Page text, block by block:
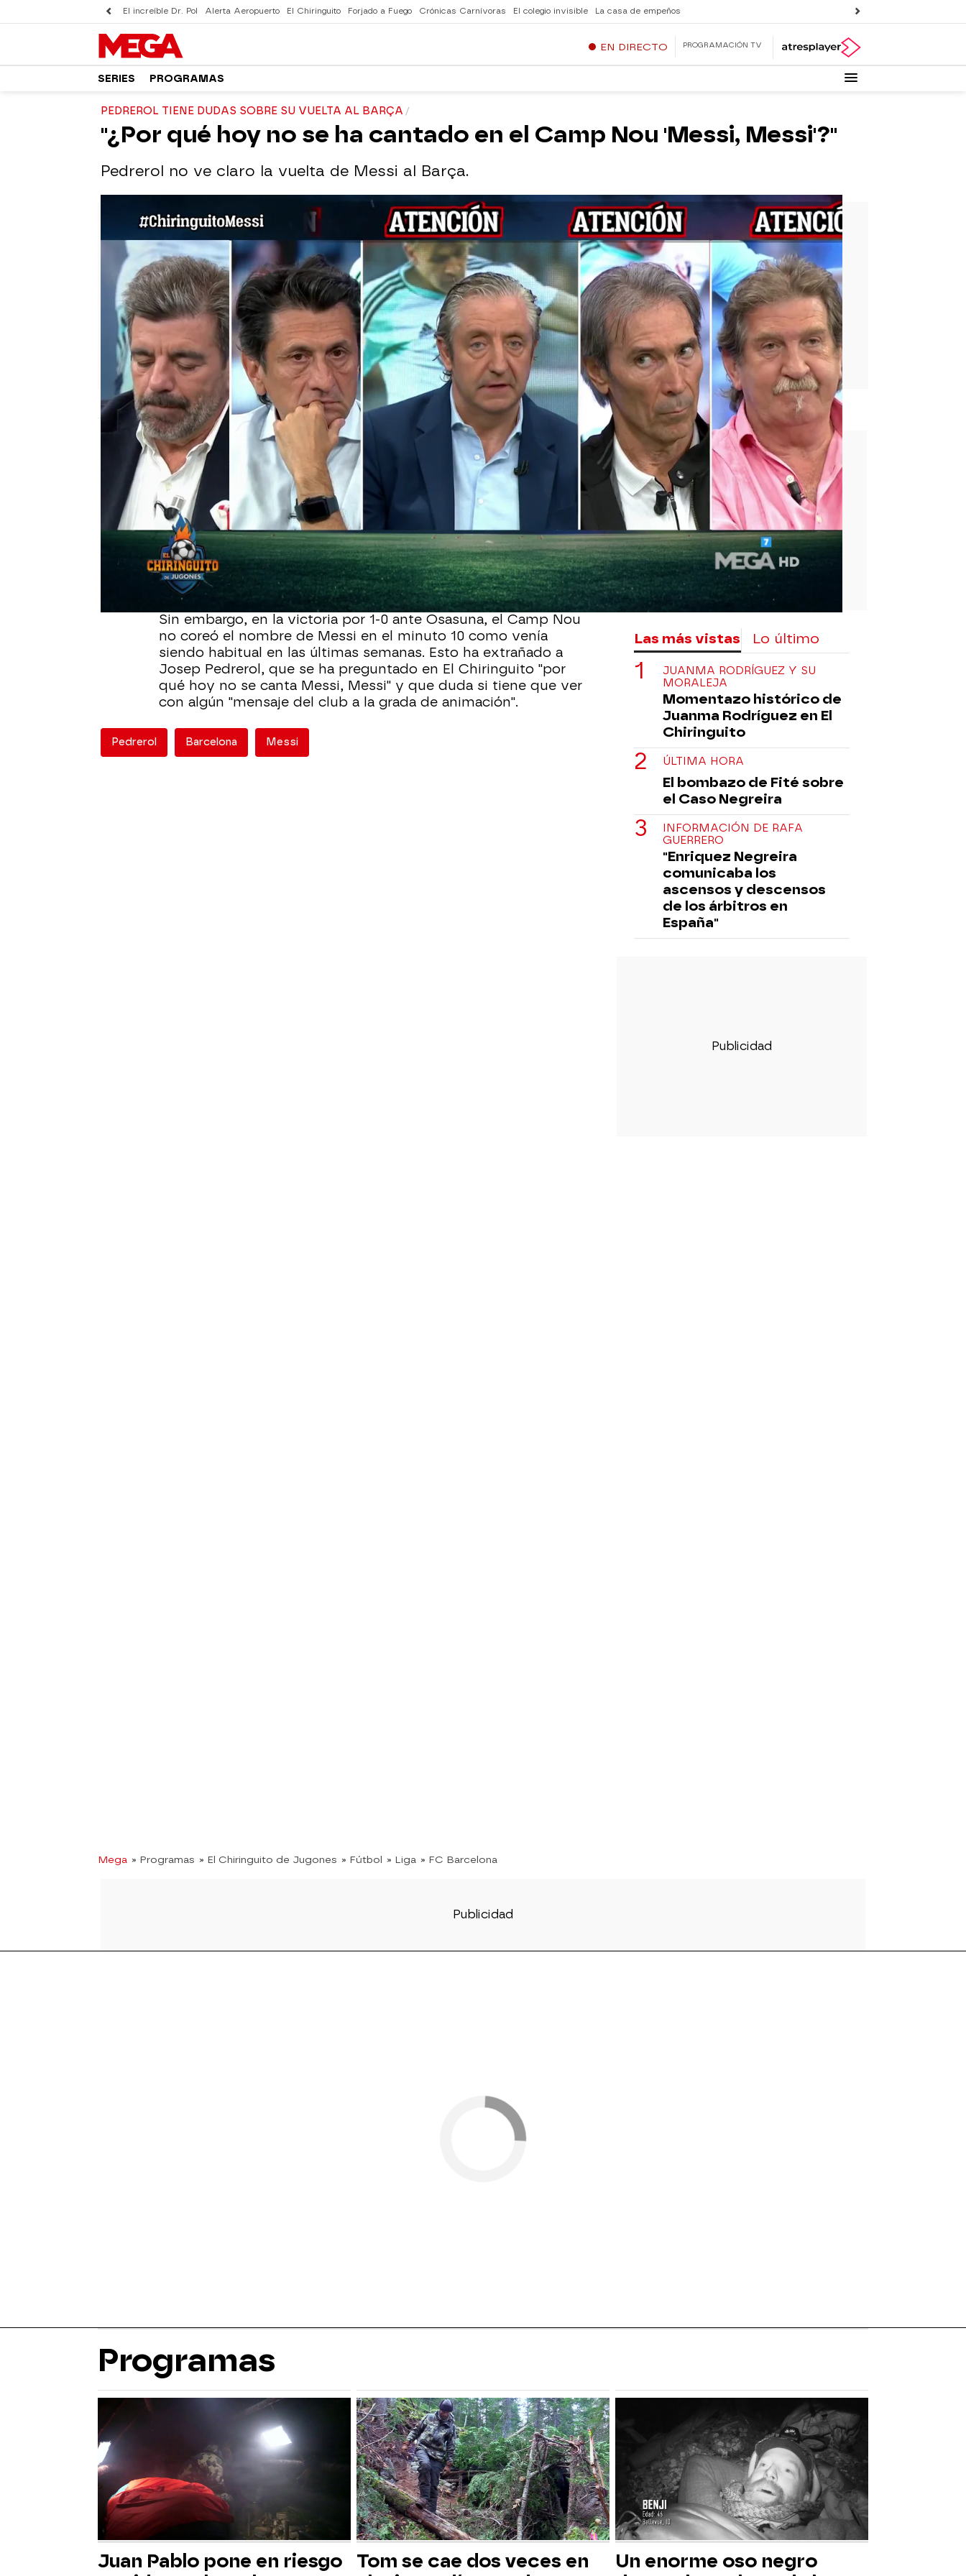
El increíble Dr. Pol Alerta Aeropuerto El Chiringuito Forjado a Fuego Crónicas Carnívoras El colegio invisible La casa de empeños
EN DIRECTO PROGRAMACIÓN TV
SERIES PROGRAMAS
PEDREROL TIENE DUDAS SOBRE SU VUELTA AL BARÇA
"¿Por qué hoy no se ha cantado en el Camp Nou 'Messi, Messi'?"
Pedrerol no ve claro la vuelta de Messi al Barça.
El Chiringuito
Publicado: 03 de mayo de 2023, 03:48
WhatsappFacebook Flipboard
El futuro de Leo Messi da mucho que hablar en las últimas
semanas. Tras la noticia de la sanción que le ha impuesto el
PSG, una suspensión de dos semanas de empleo y sueldo, y
conocerse que el argentino no continuará en el conjunto
francés, según ha informado L'Équipe, podía esperarse un
nuevo guiño por parte de la afición culé.
Sin embargo, en la victoria por 1-0 ante Osasuna, el Camp Nou
no coreó el nombre de Messi en el minuto 10 como venía
siendo habitual en las últimas semanas. Esto ha extrañado a
Josep Pedrerol, que se ha preguntado en El Chiringuito "por
qué hoy no se canta Messi, Messi" y que duda si tiene que ver
con algún "mensaje del club a la grada de animación".
Pedrerol Barcelona Messi
Mega » Programas » El Chiringuito de Jugones » Fútbol » Liga » FC Barcelona
Las más vistas Lo último
JUANMA RODRÍGUEZ Y SU
MORALEJA
Momentazo histórico de
Juanma Rodríguez en El
Chiringuito
ÚLTIMA HORA
El bombazo de Fité sobre
el Caso Negreira
INFORMACIÓN DE RAFA
GUERRERO
"Enriquez Negreira
comunicaba los
ascensos y descensos
de los árbitros en
España"
Programas
Juan Pablo pone en riesgo
Tom se cae dos veces en
Un enorme oso negro